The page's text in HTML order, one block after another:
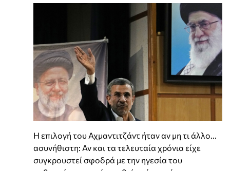
Η επιλογή του Αχμαντιτζάντ ήταν αν μη τι άλλο...
ασυνήθιστη: Αν και τα τελευταία χρόνια είχε
συγκρουστεί σφοδρά με την ηγεσία του